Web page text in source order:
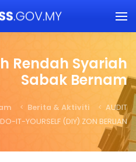
Skip to main content
Rendah Syariah
Sabak Bernam
Berita & Aktiviti
AUDIT
IT-YOURSELF (DIY) ZON BERLIAN